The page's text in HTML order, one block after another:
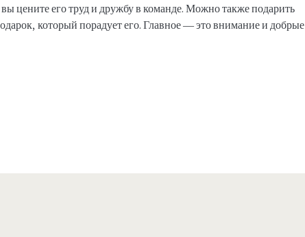
цените его труд и дружбу в команде. Можно также подарить
который порадует его. Главное — это внимание и добрые